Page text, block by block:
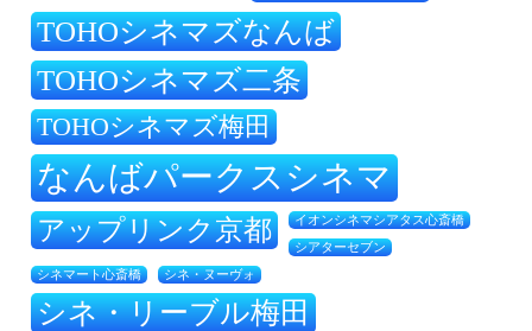
TOHOシネマズなんば
TOHOシネマズ二条
TOHOシネマズ梅田
なんばパークスシネマ
アップリンク京都 イオンシネマシアタス心斎橋
シアターセブン
シネマート心斎橋 シネ・ヌーヴォ
シネ・リーブル梅田